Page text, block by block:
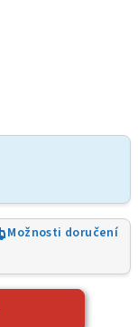
Možnosti doručení